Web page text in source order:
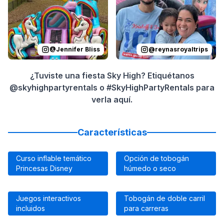
@Jennifer Bliss @reynasroyaltrips
¿Tuviste una fiesta Sky High? Etiquétanos
@skyhighpartyrentals o #SkyHighPartyRentals para
verla aquí.
Características
Curso inflable temático
Princesas Disney
Opción de tobogán
húmedo o seco
Juegos interactivos
incluidos
Tobogán de doble carril
para carreras